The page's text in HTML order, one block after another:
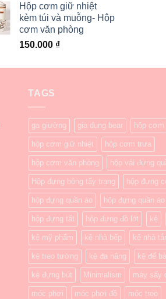
Hộp cơm giữ nhiệt
kèm túi và muỗng- Hộp
cơm văn phòng
150.000 ₫
TAGS
ga giường gia dụng bear hộp cơm
hộp cơm giữ nhiệt hộp cơm trưa
hộp cơm văn phòng hộp vải đựng
Hộp đựng bông tẩy trang hộp đựng
hộp đựng quần áo hộp đựng quần
hộp đựng tất hộp đựng đồ lót kệ
kệ mỹ phẩm kệ nhà bếp kệ nhà
kệ treo tường kệ đa năng kệ để
kệ đựng bút Minimalism máy sấy
móc phơi móc phơi đồ móc treo